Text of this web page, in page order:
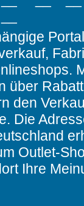
über
den
Die
Outlet-
Ihre